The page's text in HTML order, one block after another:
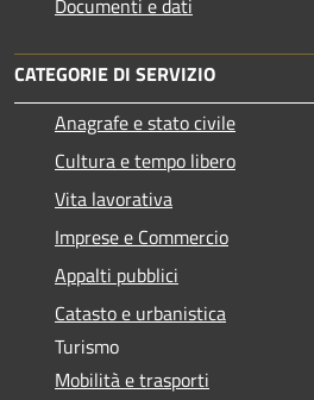
Documenti e dati
CATEGORIE DI SERVIZIO
Anagrafe e stato civile
Cultura e tempo libero
Vita lavorativa
Imprese e Commercio
Appalti pubblici
Catasto e urbanistica
Turismo
Mobilità e trasporti